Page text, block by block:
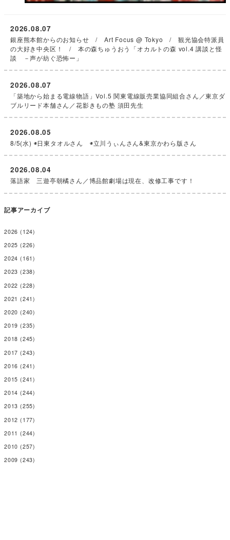
銀座熊本館からのお知らせ / Art Focus @ Tokyo / 観光協会特派員
の大好き中央区！ / 本の森ちゅうおう「オカルトの森 vol.4 講談と怪
談 －声が紡ぐ恐怖ー」
2026.08.07
「築地から始まる電線物語」Vol.5 関東電線販売業協同組合さん／東京ダ
ブルリード本舗さん／花影きもの塾 須田先生
2026.08.07
8/5(水) ◉日東タオルさん ◉立川うぃんさん&東京かわら版さん
2026.08.05
落語家 三遊亭朝橘さん／博品館劇場は現在、改修工事です！
2026.08.04
記事アーカイブ
2026 (124)
2025 (226)
2024 (161)
2023 (238)
2022 (228)
2021 (241)
2020 (240)
2019 (235)
2018 (245)
2017 (243)
2016 (241)
2015 (241)
2014 (244)
2013 (255)
2012 (177)
2011 (244)
2010 (257)
2009 (243)